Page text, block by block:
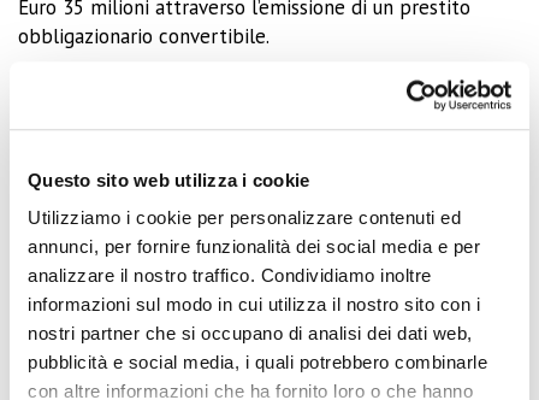
Questo sito web utilizza i cookie
Utilizziamo i cookie per personalizzare contenuti ed
annunci, per fornire funzionalità dei social media e per
analizzare il nostro traffico. Condividiamo inoltre
informazioni sul modo in cui utilizza il nostro sito con i
nostri partner che si occupano di analisi dei dati web,
pubblicità e social media, i quali potrebbero combinarle
con altre informazioni che ha fornito loro o che hanno
Euro 35 milioni attraverso l’emissione di un prestito
obbligazionario convertibile.
, che deriva dalla fusione di
missione della società: rispondere alla crescente
domanda di un uso qualitativo del tempo libero,
coniugando cultura, educazione, spettacolo, emozione e
divertimento in esperienze uniche e significative.
Le esperienze edutainment sono attività che coniugano
informazioni focalizzate sul tema trattato con il
divertimento e il gioco rendendo più agile
l’apprendimento e facendo in modo che i messaggi